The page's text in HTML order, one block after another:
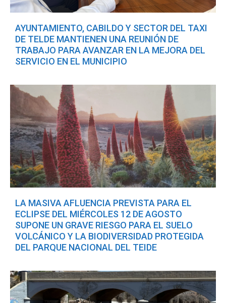
AYUNTAMIENTO, CABILDO Y SECTOR DEL TAXI
DE TELDE MANTIENEN UNA REUNIÓN DE
TRABAJO PARA AVANZAR EN LA MEJORA DEL
SERVICIO EN EL MUNICIPIO
LA MASIVA AFLUENCIA PREVISTA PARA EL
ECLIPSE DEL MIÉRCOLES 12 DE AGOSTO
SUPONE UN GRAVE RIESGO PARA EL SUELO
VOLCÁNICO Y LA BIODIVERSIDAD PROTEGIDA
DEL PARQUE NACIONAL DEL TEIDE